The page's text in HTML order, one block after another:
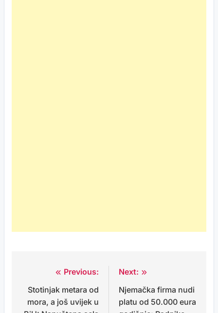
navigation
Previous:
Stotinjak metara od
mora, a još uvijek u
Next:
Njemačka firma nudi
platu od 50.000 eura